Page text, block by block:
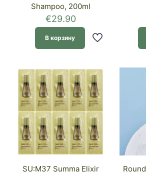
Shampoo, 200ml
€29.90
В корзину
SU:M37 Summa Elixir